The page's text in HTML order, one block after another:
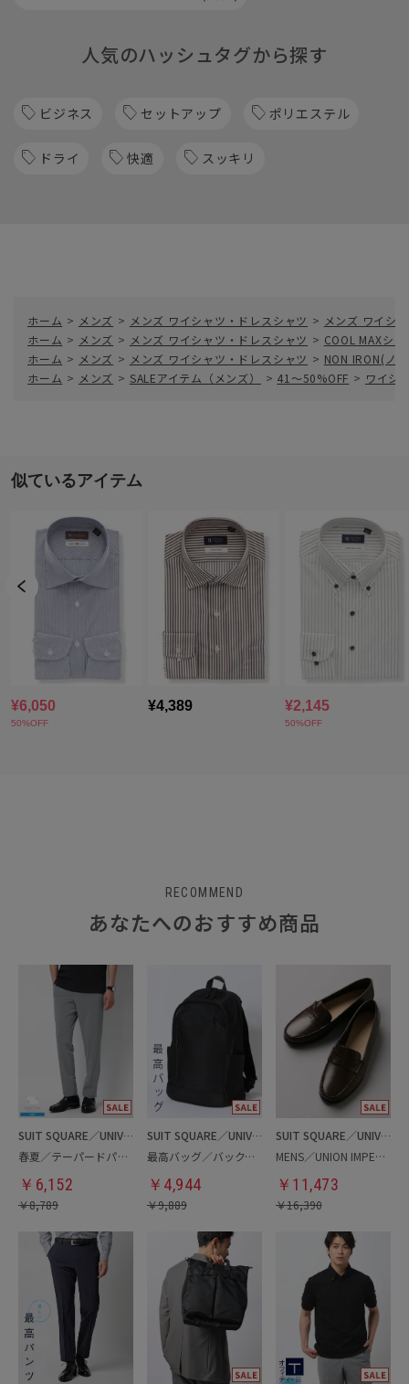
人気のハッシュタグから探す
ビジネス セットアップ ポリエステル
ドライ 快適 スッキリ
ホーム > メンズ > メンズ ワイシャツ・ドレスシャツ > メンズ ワイシ
ホーム > メンズ > メンズ ワイシャツ・ドレスシャツ > COOL MAXシャ
ホーム > メンズ > メンズ ワイシャツ・ドレスシャツ > NON IRON(ノ
ホーム > メンズ > SALEアイテム（メンズ） > 41～50%OFF > ワイシ
RECOMMEND
あなたへのおすすめ商品
SUIT SQUARE／UNIVERSAL LANGUAGE
春夏／テーパードパンツ
￥ 6,152
￥8,789
SUIT SQUARE／UNIVERSAL LANGUAGE
最高バッグ／バックパック
￥ 4,944
￥9,889
SUIT SQUARE／UNIVERSAL LANGUAGE
MENS／UNION IMPERIAL監修／コインローファー
￥ 11,473
￥16,390